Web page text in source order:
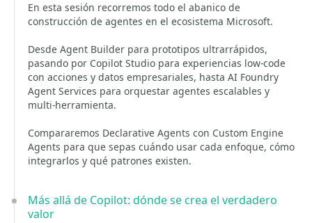
En esta sesión recorremos todo el abanico de
construcción de agentes en el ecosistema Microsoft.
Desde Agent Builder para prototipos ultrarrápidos,
pasando por Copilot Studio para experiencias low-code
con acciones y datos empresariales, hasta AI Foundry
Agent Services para orquestar agentes escalables y
multi-herramienta.
Compararemos Declarative Agents con Custom Engine
Agents para que sepas cuándo usar cada enfoque, cómo
integrarlos y qué patrones existen.
Más allá de Copilot: dónde se crea el verdadero
valor